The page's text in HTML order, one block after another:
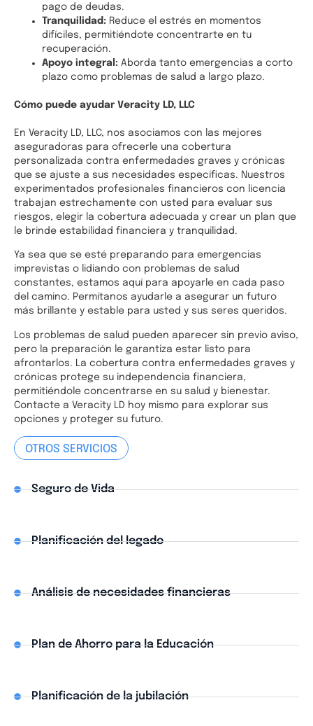
OTROS SERVICIOS
Seguro de Vida
Planificación del legado
Análisis de necesidades financieras
Plan de Ahorro para la Educación
Planificación de la jubilación
pago de deudas.
Tranquilidad: Reduce el estrés en momentos
difíciles, permitiéndote concentrarte en tu
recuperación.
Apoyo integral: Aborda tanto emergencias a corto
plazo como problemas de salud a largo plazo.
Cómo puede ayudar Veracity LD, LLC
En Veracity LD, LLC, nos asociamos con las mejores
aseguradoras para ofrecerle una cobertura
personalizada contra enfermedades graves y crónicas
que se ajuste a sus necesidades específicas. Nuestros
experimentados profesionales financieros con licencia
trabajan estrechamente con usted para evaluar sus
riesgos, elegir la cobertura adecuada y crear un plan que
le brinde estabilidad financiera y tranquilidad.
Ya sea que se esté preparando para emergencias
imprevistas o lidiando con problemas de salud
constantes, estamos aquí para apoyarle en cada paso
del camino. Permítanos ayudarle a asegurar un futuro
más brillante y estable para usted y sus seres queridos.
Los problemas de salud pueden aparecer sin previo aviso,
pero la preparación le garantiza estar listo para
afrontarlos. La cobertura contra enfermedades graves y
crónicas protege su independencia financiera,
permitiéndole concentrarse en su salud y bienestar.
Contacte a Veracity LD hoy mismo para explorar sus
opciones y proteger su futuro.